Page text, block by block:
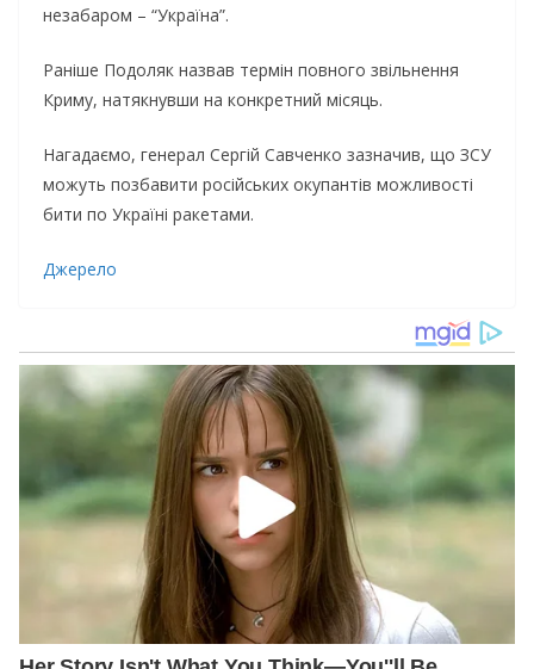
незабаром – “Україна”.
Раніше Подоляк назвав термін повного звільнення
Криму, натякнувши на конкретний місяць.
Нагадаємо, генерал Сергій Савченко зазначив, що ЗСУ
можуть позбавити російських окупантів можливості
бити по Україні ракетами.
Джерело